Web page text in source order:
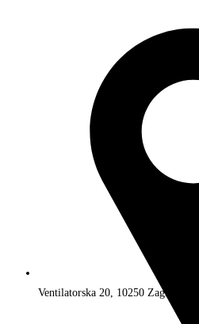
Ventilatorska 20, 10250 Zagreb